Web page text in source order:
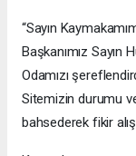
“Sayın
Başkanımız
Odamızı
Sitemizin durumu
bahsederek fikir